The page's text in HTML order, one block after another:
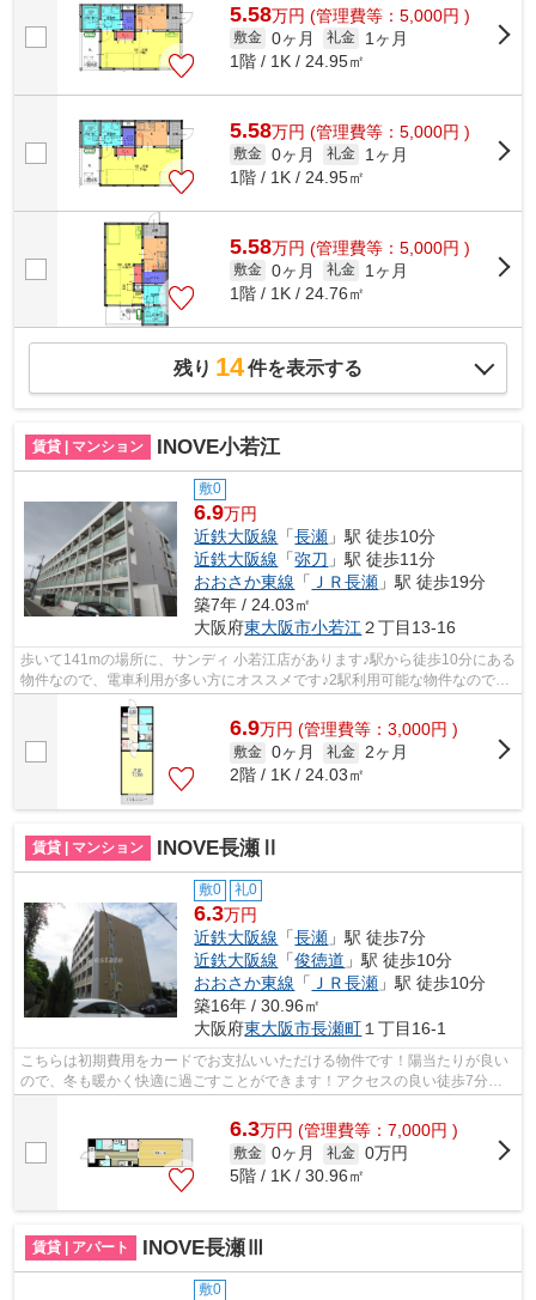
5.58万円 (管理費等：5,000円 )
敷金 0ヶ月 礼金
1ヶ月
1階 / 1K / 24.95㎡
5.58万円 (管理費等：5,000円 )
敷金 0ヶ月 礼金
1ヶ月
1階 / 1K / 24.95㎡
5.58万円 (管理費等：5,000円 )
敷金 0ヶ月 礼金
1ヶ月
1階 / 1K / 24.76㎡
残り 14件を表示する
賃貸 | マンション INOVE小若江
敷0
6.9万円
近鉄大阪線 「長瀬 」駅 徒歩10分
近鉄大阪線 「弥刀 」駅 徒歩11分
おおさか東線 「 ＪＲ長瀬 」駅 徒歩19分
築7年 / 24.03㎡
大阪府東大阪市小若江 ２丁目13-16
歩いて141mの場所に、サンディ 小若江店があります♪駅から徒歩10分にある
物件なので、電車利用が多い方にオススメです♪2駅利用可能な物件なので交
通の利便性が良いのが魅力です♪こちら...
6.9万円 (管理費等：3,000円 )
敷金 0ヶ月 礼金 2ヶ月
2階 / 1K / 24.03㎡
賃貸 | マンション INOVE長瀬Ⅱ
敷0 礼0
6.3万円
近鉄大阪線 「長瀬 」駅 徒歩7分
近鉄大阪線 「俊徳道 」駅 徒歩10分
おおさか東線 「 ＪＲ長瀬 」駅 徒歩10分
築16年 / 30.96㎡
大阪府東大阪市長瀬町 １丁目16-1
こちらは初期費用をカードでお支払いいただける物件です！陽当たりが良い
ので、冬も暖かく快適に過ごすことができます！アクセスの良い徒歩7分の
物件です！こちらはマンションタイプに...
6.3万円 (管理費等：7,000円 )
敷金 0ヶ月 礼金 0万円
5階 / 1K / 30.96㎡
賃貸 | アパート INOVE長瀬Ⅲ
敷0